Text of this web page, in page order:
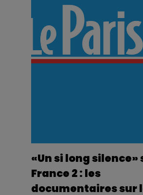
«Un si long silence»
France 2 : les
documentaires sur